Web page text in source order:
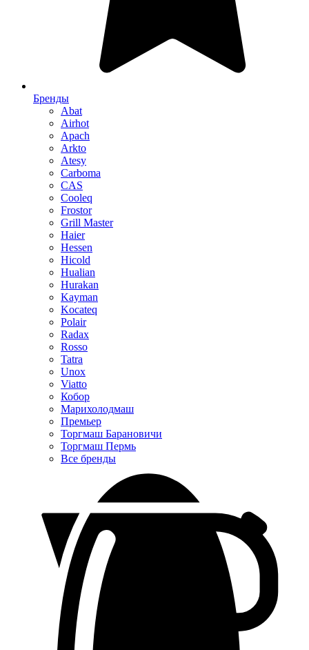
Бренды
Abat
Airhot
Apach
Arkto
Atesy
Carboma
CAS
Cooleq
Frostor
Grill Master
Haier
Hessen
Hicold
Hualian
Hurakan
Kayman
Kocateq
Polair
Radax
Rosso
Tatra
Unox
Viatto
Кобор
Марихолодмаш
Премьер
Торгмаш Барановичи
Торгмаш Пермь
Все бренды